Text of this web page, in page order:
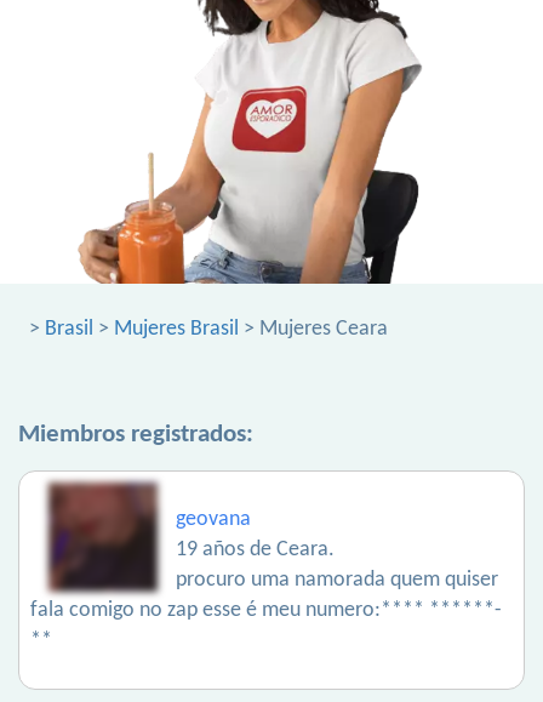
> Brasil > Mujeres Brasil > Mujeres Ceara
Miembros registrados:
geovana
19 años de Ceara.
procuro uma namorada quem quiser
fala comigo no zap esse é meu numero:**** ******-
**